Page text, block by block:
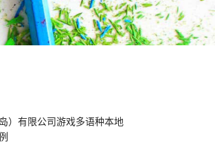
）有限公司游戏多语种本地